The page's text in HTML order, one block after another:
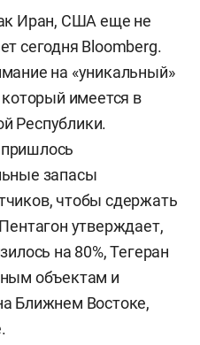
Иран, США еще не
сегодня Bloomberg.
на «уникальный»
имеется в
Республики.
запасы
чтобы сдержать
утверждает,
на 80%, Тегеран
объектам и
Ближнем Востоке,